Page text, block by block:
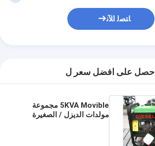
ﺎﺘﺼﻟ ﺍﻶﻧ
احصل على افضل سعر ل
5KVA Movible مجموعة
مولدات الديزل / الصغيرة